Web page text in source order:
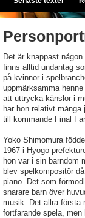
Det är knappast
finns alltid undantag
på kvinnor i
uppmärksamma
att uttrycka känslor i
har hon relativt
till kommande Final
Yoko Shimomura
1967 i Hyogo
hon var i sin barndom
blev spelkompositör
piano. Det som
snarare barn över
musik. Det allra första
fortfarande spela,